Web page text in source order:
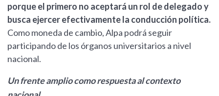
porque el primero no aceptará un rol de delegado y
busca ejercer efectivamente la conducción política.
Como moneda de cambio, Alpa podrá seguir
participando de los órganos universitarios a nivel
nacional.
Un frente amplio como respuesta al contexto